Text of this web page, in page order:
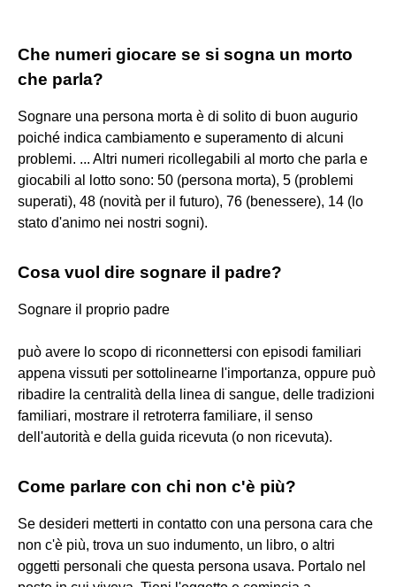
Che numeri giocare se si sogna un morto
che parla?
Sognare una persona morta è di solito di buon augurio
poiché indica cambiamento e superamento di alcuni
problemi. ... Altri numeri ricollegabili al morto che parla e
giocabili al lotto sono: 50 (persona morta), 5 (problemi
superati), 48 (novità per il futuro), 76 (benessere), 14 (lo
stato d'animo nei nostri sogni).
Cosa vuol dire sognare il padre?
Sognare il proprio padre
può avere lo scopo di riconnettersi con episodi familiari
appena vissuti per sottolinearne l'importanza, oppure può
ribadire la centralità della linea di sangue, delle tradizioni
familiari, mostrare il retroterra familiare, il senso
dell'autorità e della guida ricevuta (o non ricevuta).
Come parlare con chi non c'è più?
Se desideri metterti in contatto con una persona cara che
non c'è più, trova un suo indumento, un libro, o altri
oggetti personali che questa persona usava. Portalo nel